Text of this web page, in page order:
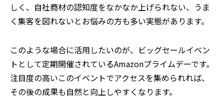
しく、自社商材の認知度をなかなか上げられない、うま
く集客を図れないとお悩みの方も多い実態があります。
このような場合に活用したいのが、ビッグセールイベン
トとして定期開催されているAmazonプライムデーです。
注目度の高いこのイベントでアクセスを集められれば、
その後の成果も自然と向上しやすくなります。